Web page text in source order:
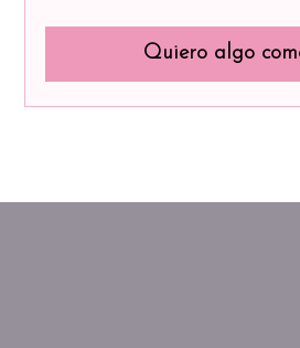
Quiero algo